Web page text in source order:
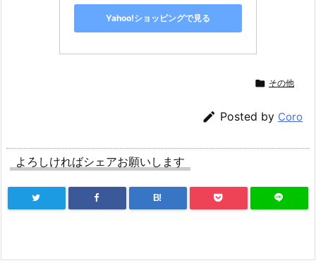
Yahoo!ショッピングで見る
 その他
 Posted by Coro
よろしければシェアお願いします
B!